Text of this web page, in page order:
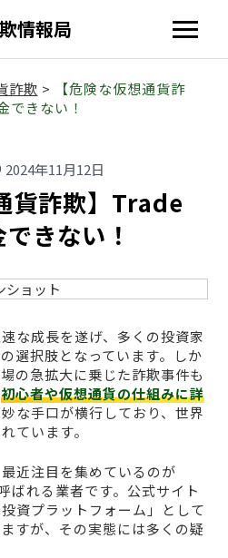
情報局
詐欺 >
【危険な仮想通貨詐
きない！
2024年11月12日
貨詐欺】Trade
きない！
な成長を遂げ、多くの投資家
選択肢となっています。しか
の急拡大に乗じた詐欺事件も
初心者や仮想通貨の仕組みに詳
な手口が横行しており、世界
ています。
近注目を集めているのが
ばれる業者です。公式サイト
資プラットフォーム」として
すが、その実態には多くの疑